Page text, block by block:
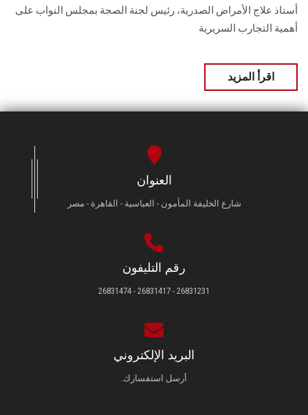
أستاذ علاج الأمراض الصدرية، رئيس لجنة الصجة بمجلس النواب على
أهمية التجارب السريرية
اقرأ المزيد
العنوان
شارع الخليفة المأمون - العباسية - القاهرة - مصر
رقم التليفون
26831231 - 26831417 - 26831474
البريد الإلكتروني
أرسل استفسارك.